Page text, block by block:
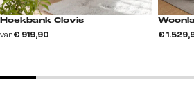
Hoekbank Clovis
van€ 919,90 €